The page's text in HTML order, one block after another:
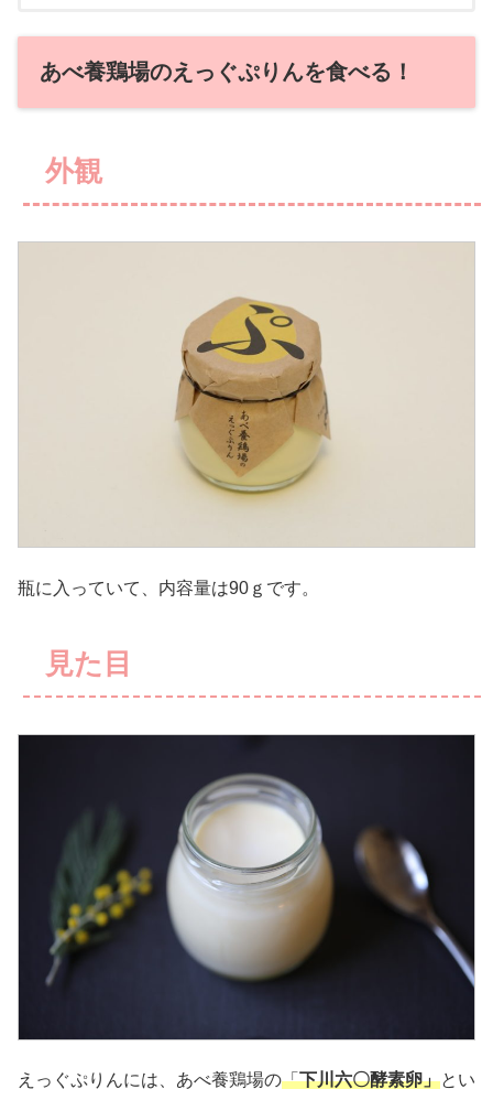
あべ養鶏場のえっぐぷりんを食べる！
外観
瓶に入っていて、内容量は90ｇです。
見た目
えっぐぷりんには、あべ養鶏場の「下川六〇酵素卵」とい